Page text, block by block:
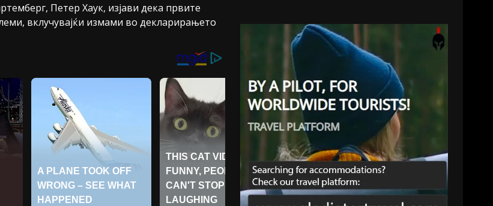
Петер Хаук, изјави дека првите
вклучувајќи измами во декларирањето